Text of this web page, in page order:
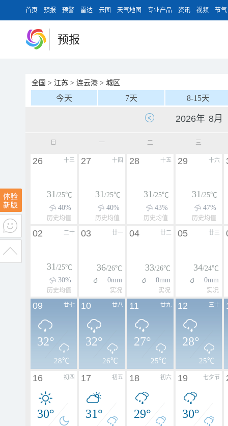
首页 预报 预警 雷达 云图 天气地图 专业产品 资讯 视频 节气
预报
全国 > 江苏 > 连云港 > 城区
今天 7天 8-15天
日 一 二 三
十三
26
31/25℃
40%
历史均值
十四
27
31/25℃
40%
历史均值
十五
28
31/25℃
43%
历史均值
十六
29
31/25℃
47%
历史均值
二十
02
31/25℃
30%
历史均值
廿一
03
36/26℃
0mm
实况
廿二
04
33/26℃
0mm
实况
廿三
05
34/24℃
0mm
实况
廿七
09
32°
28℃
廿八
10
32°
26℃
廿九
11
27°
25℃
三十
12
28°
25℃
初四
16
30°
初五
17
31°
初六
18
29°
七夕节
19
30°